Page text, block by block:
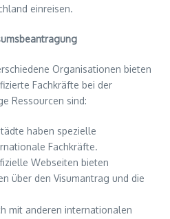
einreisen.
Organisationen bieten
Fachkräfte bei der
Ressourcen sind:
haben spezielle
Fachkräfte.
Webseiten bieten
über den Visumantrag und die
mit anderen internationalen